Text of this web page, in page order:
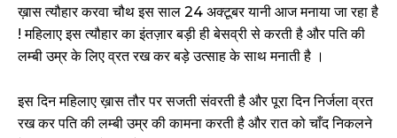
ख़ास त्यौहार करवा चौथ इस साल 24 अक्टूबर यानी आज मनाया जा रहा है
! महिलाए इस त्यौहार का इंतज़ार बड़ी ही बेसव्री से करती है और पति की
लम्बी उम्र के लिए व्रत रख कर बड़े उत्साह के साथ मनाती है ।
इस दिन महिलाए ख़ास तौर पर सजती संवरती है और पूरा दिन निर्जला व्रत
रख कर पति की लम्बी उम्र की कामना करती है और रात को चाँद निकलने